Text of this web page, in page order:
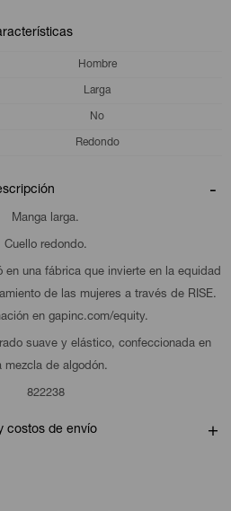
Hombre
Larga
No
Redondo
Manga larga.
Cuello redondo.
en una fábrica que invierte en la equidad
de las mujeres a través de RISE.
en gapinc.com/equity.
suave y elástico, confeccionada en
mezcla de algodón.
822238
costos de envío